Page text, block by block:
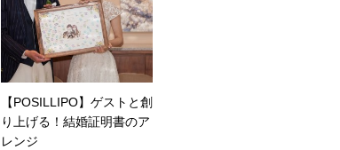
【POSILLIPO】ゲストと創
り上げる！結婚証明書のア
レンジ